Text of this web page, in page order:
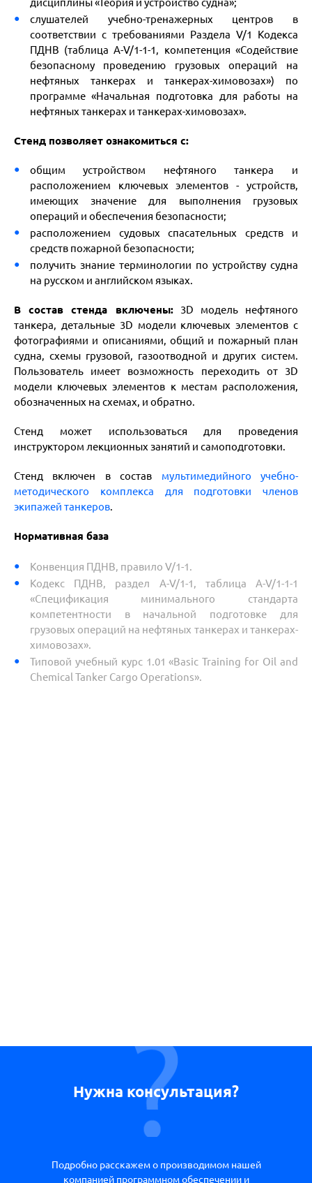
дисциплины «Теория и устройство судна»;
слушателей учебно-тренажерных центров в
соответствии с требованиями Раздела V/1 Кодекса
ПДНВ (таблица A-V/1-1-1, компетенция «Содействие
безопасному проведению грузовых операций на
нефтяных танкерах и танкерах-химовозах») по
программе «Начальная подготовка для работы на
нефтяных танкерах и танкерах-химовозах».
Стенд позволяет ознакомиться с:
общим устройством нефтяного танкера и
расположением ключевых элементов - устройств,
имеющих значение для выполнения грузовых
операций и обеспечения безопасности;
расположением судовых спасательных средств и
средств пожарной безопасности;
получить знание терминологии по устройству судна
на русском и английском языках.
В состав стенда включены:3D модель нефтяного
танкера, детальные 3D модели ключевых элементов с
фотографиями и описаниями, общий и пожарный план
судна, схемы грузовой, газоотводной и других систем.
Пользователь имеет возможность переходить от 3D
модели ключевых элементов к местам расположения,
обозначенных на схемах, и обратно.
Стенд может использоваться для проведения
инструктором лекционных занятий и самоподготовки.
Стенд включен в состав мультимедийного учебно-
методического комплекса для подготовки членов
экипажей танкеров.
Нормативная база
Конвенция ПДНВ, правило V/1-1.
Кодекс ПДНВ, раздел A-V/1-1, таблица A-V/1-1-1
«Спецификация минимального стандарта
компетентности в начальной подготовке для
грузовых операций на нефтяных танкерах и танкерах-
химовозах».
Типовой учебный курс 1.01 «Basic Training for Oil and
Chemical Tanker Cargo Operations».
Нужна консультация?
Подробно расскажем о производимом нашей
компанией программном обеспечении и